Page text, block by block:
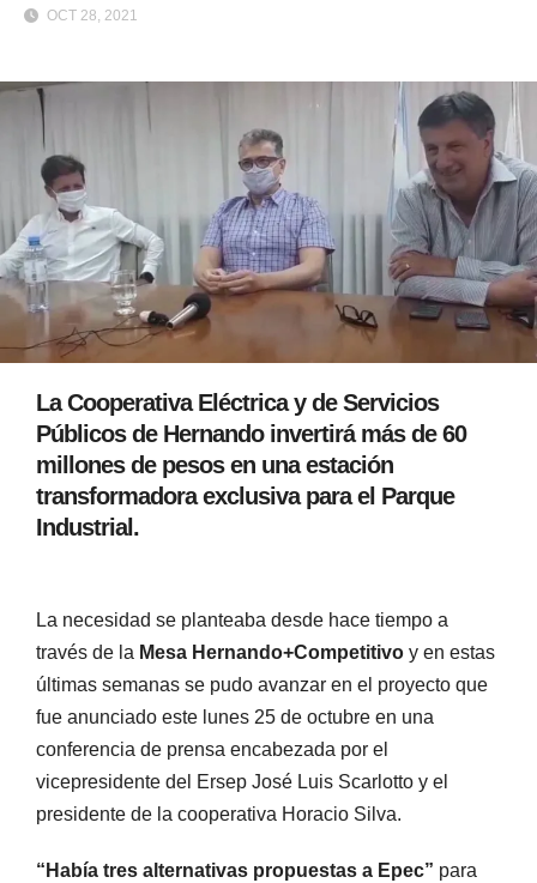
OCT 28, 2021
La Cooperativa Eléctrica y de Servicios
Públicos de Hernando invertirá más de 60
millones de pesos en una estación
transformadora exclusiva para el Parque
Industrial.
La necesidad se planteaba desde hace tiempo a
través de la Mesa Hernando+Competitivo y en estas
últimas semanas se pudo avanzar en el proyecto que
fue anunciado este lunes 25 de octubre en una
conferencia de prensa encabezada por el
vicepresidente del Ersep José Luis Scarlotto y el
presidente de la cooperativa Horacio Silva.
“Había tres alternativas propuestas a Epec” para